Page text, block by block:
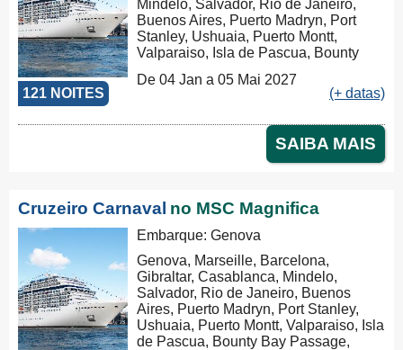
121 NOITES
Mindelo, Salvador, Rio de Janeiro,
Buenos Aires, Puerto Madryn, Port
Stanley, Ushuaia, Puerto Montt,
Valparaiso, Isla de Pascua, Bounty
Aitutaki, Rarotonga, Russel, Auckland,
Tauranga, Christchurch, Dunedin,
Nouméa, Luganville, Apia, Pago Pago,
Honolulu, Hilo, Los Angeles, Cabo
San Lucas, Puntarenas, Balboa,
Philipsburg, Las Palmas, Ibiza,
Nápoles, Civitavecchia
De 04 Jan a 05 Mai 2027
(+ datas)
SAIBA MAIS
Cruzeiro Carnaval no MSC Magnifica
Embarque: Genova
Genova, Marseille, Barcelona,
Gibraltar, Casablanca, Mindelo,
Salvador, Rio de Janeiro, Buenos
Aires, Puerto Madryn, Port Stanley,
Ushuaia, Puerto Montt, Valparaiso, Isla
de Pascua, Bounty Bay Passage,